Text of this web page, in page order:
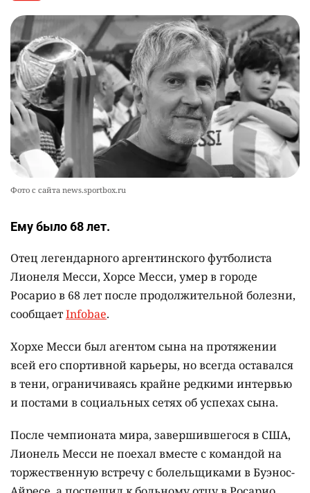
👀 Опубликован список обладателей
образовательных грантов
2386 0 8
10
🪱 "Мы думаем, что правим миром, но это не
так". Как дьявольские черви меняют наше
представление о жизни на Земле
0
Фото с сайта news.sportbox.ru
Ему было 68 лет.
Отец легендарного аргентинского футболиста
Лионеля Месси, Хорсе Месси, умер в городе
Росарио в 68 лет после продолжительной болезни,
сообщаетInfobae.
Хорхе Месси был агентом сына на протяжении
всей его спортивной карьеры, но всегда оставался
в тени, ограничиваясь крайне редкими интервью
и постами в социальных сетях об успехах сына.
После чемпионата мира, завершившегося в США,
Лионель Месси не поехал вместе с командой на
торжественную встречу с болельщиками в Буэнос-